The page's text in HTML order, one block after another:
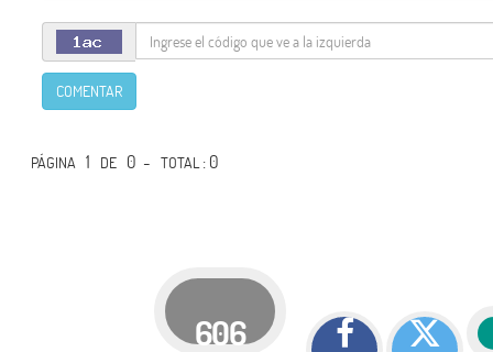
COMENTAR
PÁGINA 1 DE 0 -TOTAL: 0
606